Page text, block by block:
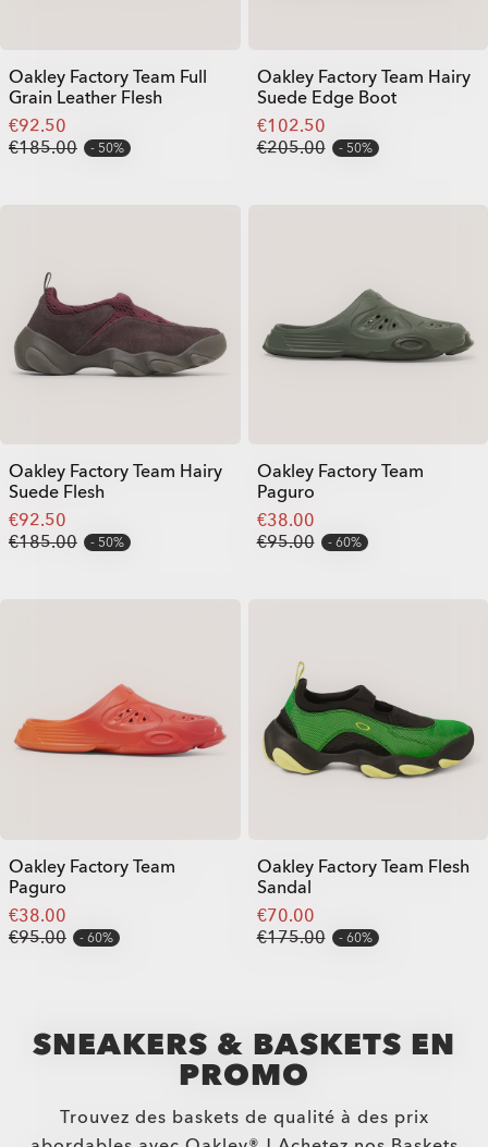
Oakley Factory Team Full
Grain Leather Flesh
€92.50
€185.00
50%
Oakley Factory Team Hairy
Suede Edge Boot
€102.50
€205.00
50%
Oakley Factory Team Hairy
Suede Flesh
€92.50
€185.00
50%
Oakley Factory Team
Paguro
€38.00
€95.00
60%
Oakley Factory Team
Paguro
€38.00
€95.00
60%
Oakley Factory Team Flesh
Sandal
€70.00
€175.00
60%
SNEAKERS & BASKETS EN
PROMO
Trouvez des baskets de qualité à des prix